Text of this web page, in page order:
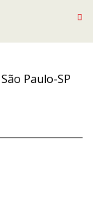
Paulo-SP